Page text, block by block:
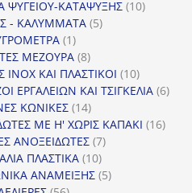
προϊόντα
ΚΑΤΑΨΥΞΗΣ 1010
- ΚΑΛΥΜΜΑΤΑ 55
11
προϊόν
ΜΕΖΟΥΡΑ 88
προϊόντα
ΚΑΙ ΠΛΑΣΤΙΚΟΙ 1010
προϊόντα
ΕΡΓΑΛΕΙΩΝ ΚΑΙ ΤΣΙΓΚΕΛΙΑ 66
ΚΩΝΙΚΕΣ 1414
προϊόντα
ΜΕ Η' ΧΩΡΙΣ ΚΑΠΑΚΙ 1616
ΑΝΟΞΕΙΔΩΤΕΣ 77
ΠΛΑΣΤΙΚΑ 1010
προϊόντα
ΑΝΑΜΕΙΞΗΣ 55